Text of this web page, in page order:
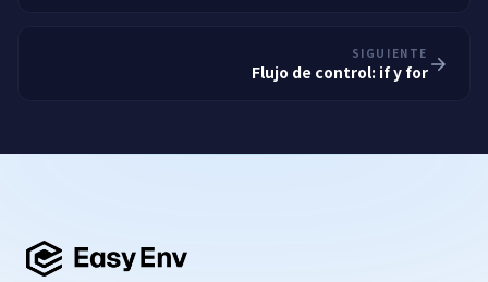
SIGUIENTE
Flujo de control: if y for